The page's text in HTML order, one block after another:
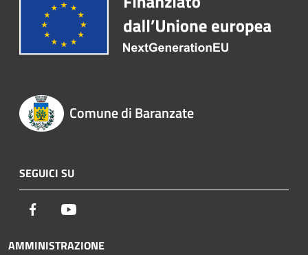
Comune di Baranzate
SEGUICI SU
Facebook
AMMINISTRAZIONE